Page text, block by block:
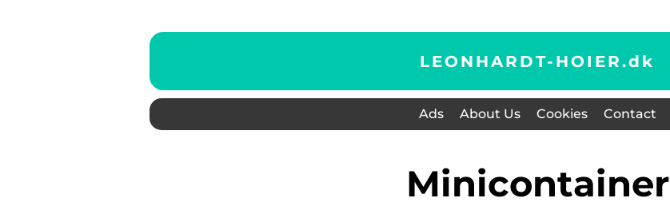
LEONHARDT-HOIER.dk
Ads About Us Cookies Contact
minicontainer